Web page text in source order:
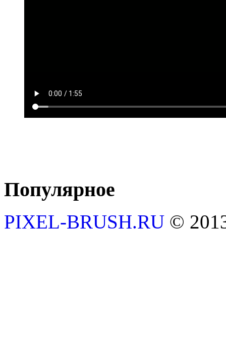
Популярное
PIXEL-BRUSH.RU ©